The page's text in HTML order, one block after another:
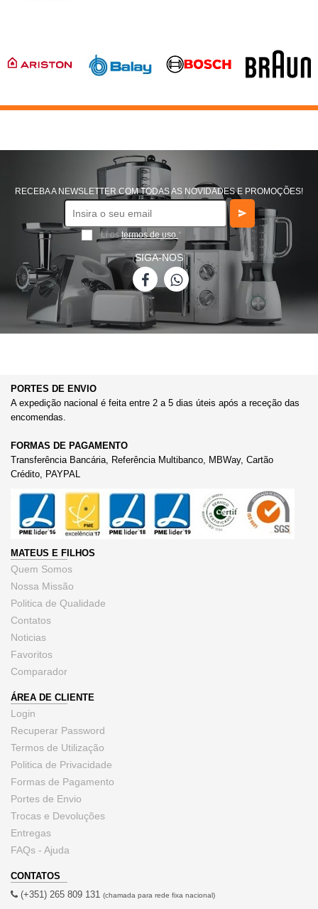
RECEBA A NEWSLETTER COM TODAS AS NOVIDADES E PROMOÇÕES!
Li ostermos de uso *
SIGA-NOS
PORTES DE ENVIO
A expedição nacional é feita entre 2 a 5 dias úteis após a receção das
encomendas.
FORMAS DE PAGAMENTO
Transferência Bancária, Referência Multibanco, MBWay, Cartão
Crédito, PAYPAL
MATEUS E FILHOS
Quem Somos
Nossa Missão
Politica de Qualidade
Contatos
Noticias
Favoritos
Comparador
ÁREA DE CLIENTE
Login
Recuperar Password
Termos de Utilização
Politica de Privacidade
Formas de Pagamento
Portes de Envio
Trocas e Devoluções
Entregas
FAQs - Ajuda
CONTATOS
(+351) 265 809 131 (chamada para rede fixa nacional)